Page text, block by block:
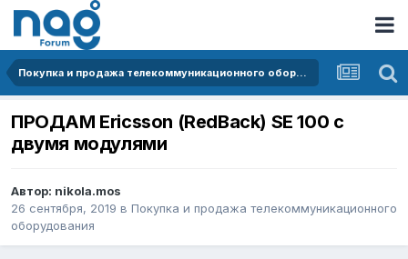
Покупка и продажа телекоммуникационного оборудования
ПРОДАМ Ericsson (RedBack) SE 100 с
двумя модулями
Автор: nikola.mos
26 сентября, 2019 в Покупка и продажа телекоммуникационного
оборудования